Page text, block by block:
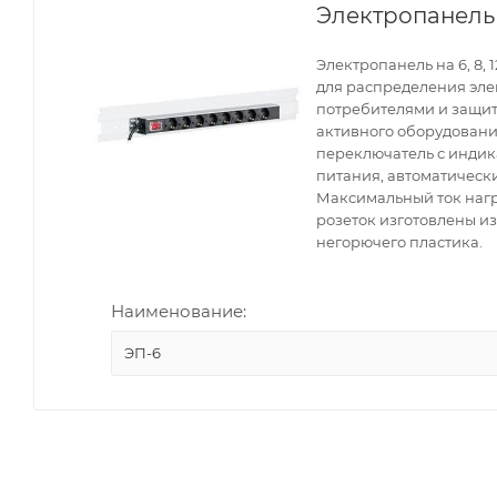
Электропанель на 6, 8,
для распределения
потребителями и
активного
переключатель с
питания,
Максимальный ток
розеток изготовлены
негорючего пластика.
Наименование:
ЭП-6